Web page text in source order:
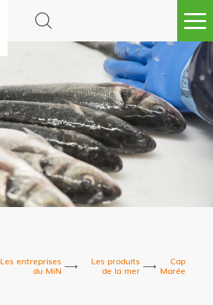
Les entreprises
du MiN
Les produits
de la mer
Cap
Marée